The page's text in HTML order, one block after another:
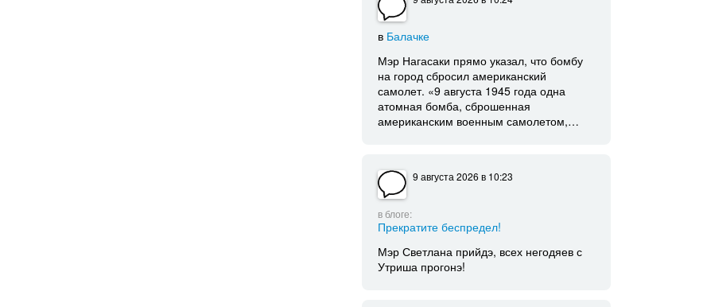
в Балачке
Мэр Нагасаки прямо указал, что бомбу
на город сбросил американский
самолет. «9 августа 1945 года одна
атомная бомба, сброшенная
американским военным самолетом,…
9 августа 2026в 10:23
в блоге:
Прекратите беспредел!
Мэр Светлана прийдэ, всех негодяев с
Утриша прогонэ!